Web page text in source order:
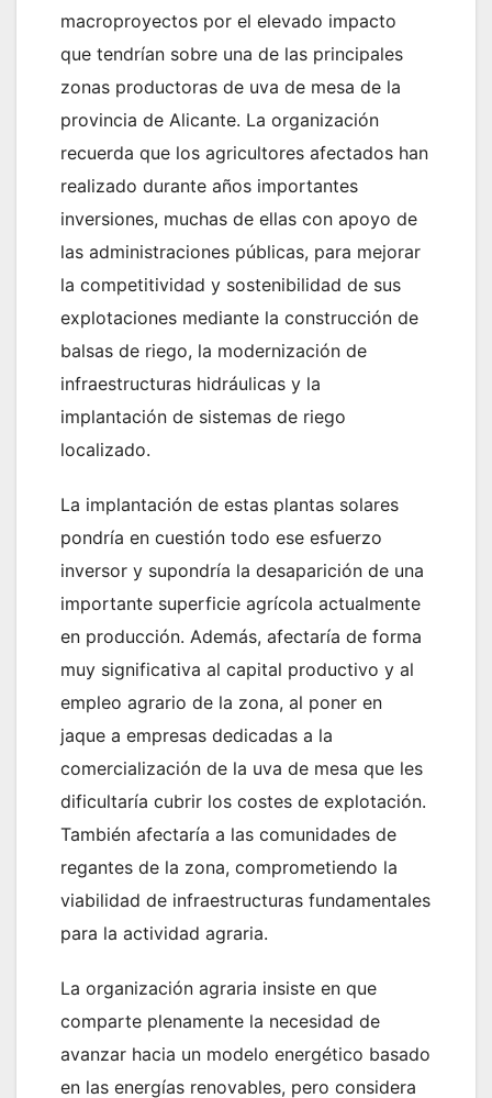
macroproyectos por el elevado impacto
que tendrían sobre una de las principales
zonas productoras de uva de mesa de la
provincia de Alicante. La organización
recuerda que los agricultores afectados han
realizado durante años importantes
inversiones, muchas de ellas con apoyo de
las administraciones públicas, para mejorar
la competitividad y sostenibilidad de sus
explotaciones mediante la construcción de
balsas de riego, la modernización de
infraestructuras hidráulicas y la
implantación de sistemas de riego
localizado.
La implantación de estas plantas solares
pondría en cuestión todo ese esfuerzo
inversor y supondría la desaparición de una
importante superficie agrícola actualmente
en producción. Además, afectaría de forma
muy significativa al capital productivo y al
empleo agrario de la zona, al poner en
jaque a empresas dedicadas a la
comercialización de la uva de mesa que les
dificultaría cubrir los costes de explotación.
También afectaría a las comunidades de
regantes de la zona, comprometiendo la
viabilidad de infraestructuras fundamentales
para la actividad agraria.
La organización agraria insiste en que
comparte plenamente la necesidad de
avanzar hacia un modelo energético basado
en las energías renovables, pero considera